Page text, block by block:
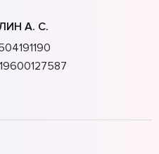
А. С.